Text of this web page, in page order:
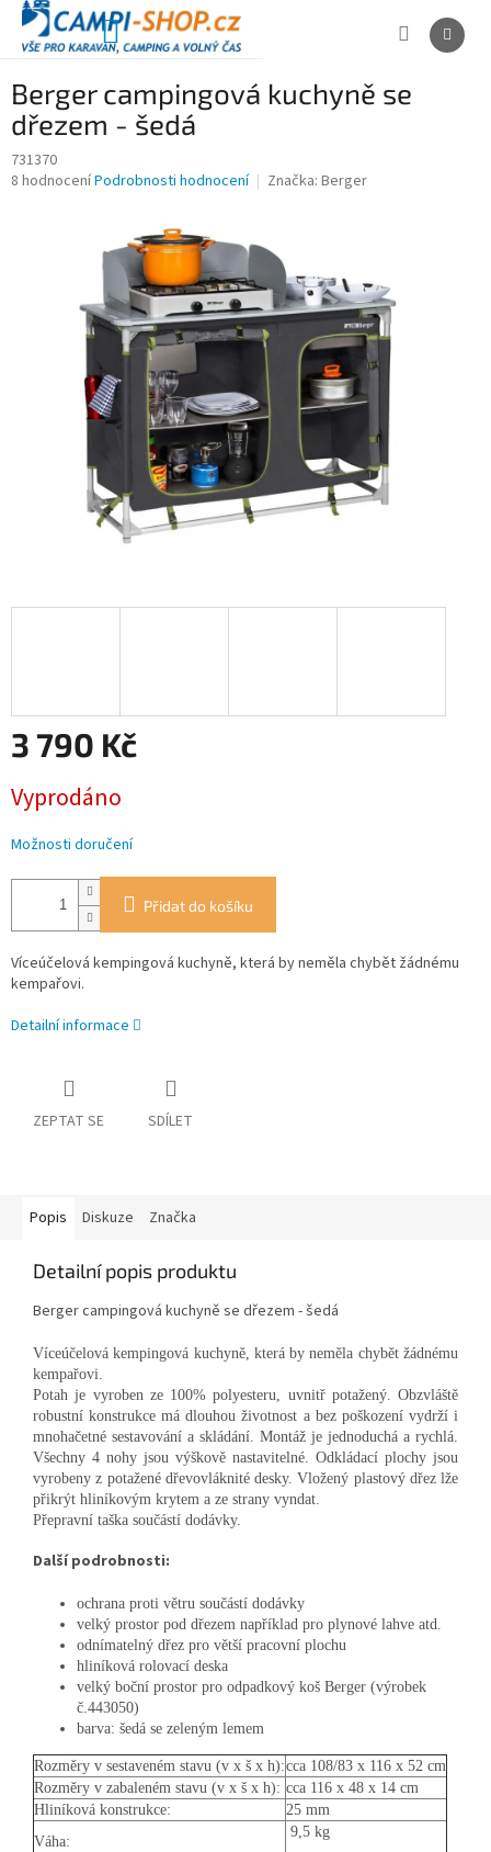
Přejít
obsah
NÁKUPNÍ
Berger campingová kuchyně se
dřezem - šedá
731370
Průměrné
8 hodnoceníPodrobnosti hodnocení Značka: Berger
3 790 Kč
cena:
Vyprodáno
Možnosti doručení
Přidat do košíku
Víceúčelová kempingová kuchyně, která by neměla chybět žádnému
kempařovi.
Detailní informace
ZEPTAT SE SDÍLET
Popis Diskuze Značka
Detailní popis produktu
Berger campingová kuchyně se dřezem - šedá
Víceúčelová kempingová kuchyně, která by neměla chybět žádnému
kempařovi.
Potah je vyroben ze 100% polyesteru, uvnitř potažený. Obzvláště
robustní konstrukce má dlouhou životnost a bez poškození vydrží i
mnohačetné sestavování a skládání. Montáž je jednoduchá a rychlá.
Všechny 4 nohy jsou výškově nastavitelné. Odkládací plochy jsou
vyrobeny z potažené dřevovláknité desky. Vložený plastový dřez lže
přikrýt hliníkovým krytem a ze strany vyndat.
Přepravní taška součástí dodávky.
Další podrobnosti:
ochrana proti větru součástí dodávky
velký prostor pod dřezem například pro plynové lahve atd.
odnímatelný dřez pro větší pracovní plochu
hliníková rolovací deska
velký boční prostor pro odpadkový koš Berger (výrobek
č.443050)
barva: šedá se zeleným lemem
Rozměry v sestaveném stavu (v x š x h):cca 108/83 x 116 x 52 cm
Rozměry v zabaleném stavu (v x š x h): cca 116 x 48 x 14 cm
Hliníková konstrukce:
25 mm
Váha:
9,5 kg